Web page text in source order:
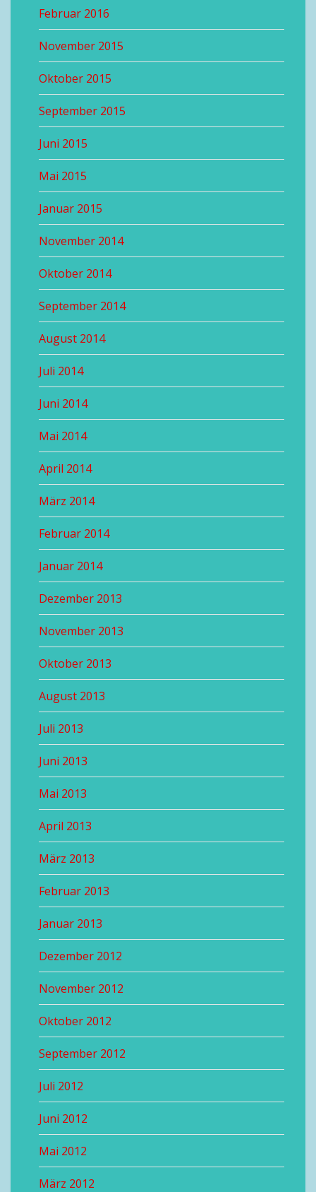
Februar 2016
November 2015
Oktober 2015
September 2015
Juni 2015
Mai 2015
Januar 2015
November 2014
Oktober 2014
September 2014
August 2014
Juli 2014
Juni 2014
Mai 2014
April 2014
März 2014
Februar 2014
Januar 2014
Dezember 2013
November 2013
Oktober 2013
August 2013
Juli 2013
Juni 2013
Mai 2013
April 2013
März 2013
Februar 2013
Januar 2013
Dezember 2012
November 2012
Oktober 2012
September 2012
Juli 2012
Juni 2012
Mai 2012
März 2012